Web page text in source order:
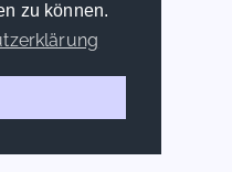
zu können.